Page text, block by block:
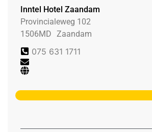
Inntel Hotel Zaandam
Provincialeweg 102
1506MD Zaandam
075 631 1711